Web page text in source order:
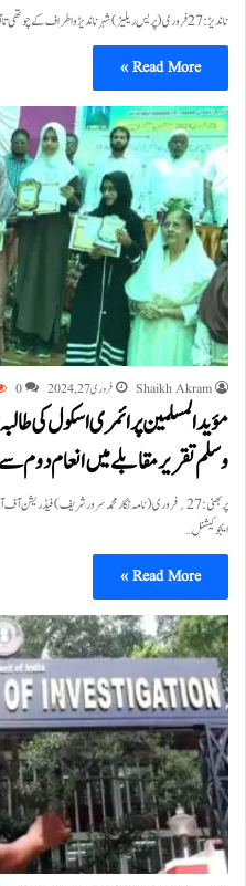
ناندیڑ:27 فروری ( پریس ریلیز) شہر ناندیڑ و اطراف کے چوتھی تا آٹھویں جماعت میں زیر تعلیم طلبا و طالبات…
Read More »
Shaikh Akram فروری 27, 2024 0
مؤیدالمسلمین پرائمری اسکول کی
وسلم تقریر مقابلے میں انعام دوم
پربھنی:27؍فروری( نامہ نگار محمد سرور شریف ) فیڈریشن
ایجوکیشنل…
Read More »